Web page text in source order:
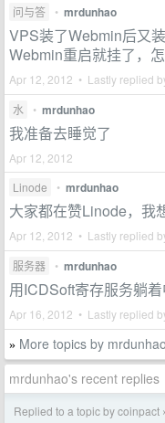
问与答 • mrdunhao
VPS装了Webmin后又
Webmin重启就挂了，怎
Apr 12, 2012 • Lastly replied
水 • mrdunhao
我准备去睡觉了
Apr 12, 2012
Linode
• mrdunhao
大家都在赞Linode，我
Apr 12, 2012 • Lastly replied
服务器 • mrdunhao
用ICDSoft寄存服务躺着
Apr 16, 2012 • Lastly replied
» More topics by mrdunhao
mrdunhao's recent replies
Replied to a topic by coinpact ›